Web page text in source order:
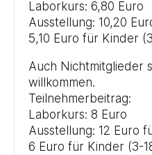
Laborkurs: 6,80 Euro
Ausstellung: 10,20
5,10 Euro für Kinder
Auch Nichtmitglieder
willkommen.
Teilnehmerbeitrag:
Laborkurs: 8 Euro
Ausstellung: 12 Euro
6 Euro für Kinder (3-